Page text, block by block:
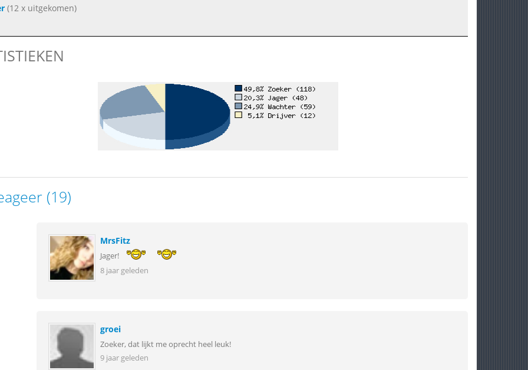
(12 x uitgekomen)
(19)
MrsFitz
Jager!
8 jaar geleden
groei
Zoeker, dat lijkt me oprecht heel leuk!
9 jaar geleden